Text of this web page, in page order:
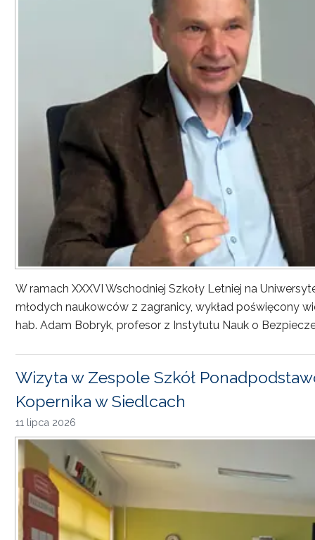
W ramach XXXVI Wschodniej Szkoły Letniej na
młodych naukowców z zagranicy, wykład poświęcony
hab. Adam Bobryk, profesor z Instytutu Nauk o
Wizyta w Zespole Szkół
Kopernika w Siedlcach
11 lipca 2026